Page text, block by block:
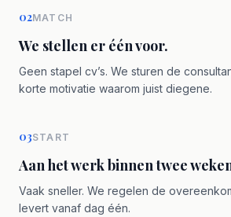
02MATCH
We stellen er één voor.
Geen stapel cv’s. We sturen de
korte motivatie waarom juist diegene.
03START
Aan het werk binnen twee
Vaak sneller. We regelen de
levert vanaf dag één.